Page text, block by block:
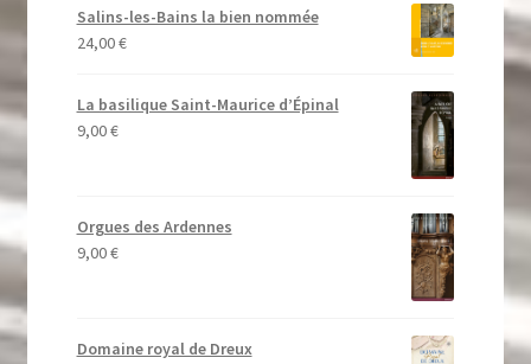
Salins-les-Bains la bien nommée
24,00€
La basilique Saint-Maurice d’Épinal
9,00€
Orgues des Ardennes
9,00€
Domaine royal de Dreux